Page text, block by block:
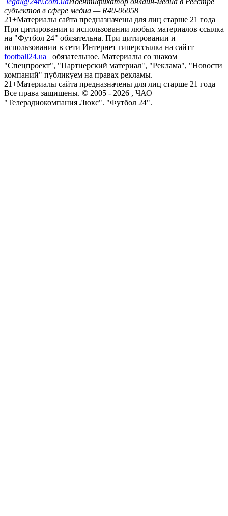
субъектов в сфере медиа — R40-06058
21+Материалы сайта предназначены для лиц старше 21 года
При цитировании и использовании любых материалов ссылка
на "Футбол 24" обязательна. При цитировании и
использовании в сети Интернет гиперссылка на сайтт
football24.ua
обязательное. Материалы со знаком
"Спецпроект", "Партнерский материал", "Реклама", "Новости
компаний" публикуем на правах рекламы.
21+Материалы сайта предназначены для лиц старше 21 года
Все права защищены. © 2005 - 2026 , ЧАО
"Телерадиокомпания Люкс". "Футбол 24".